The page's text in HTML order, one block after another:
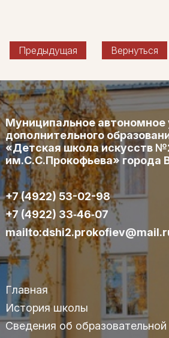
Предыдущая Вернуться
Муниципальное
дополнительного
«Детская школа искусств
им.С.С.Прокофьева» города
+7 (4922) 53-02-98
+7 (4922) 33‑46‑07
Главная
История школы
Сведения об образовательной